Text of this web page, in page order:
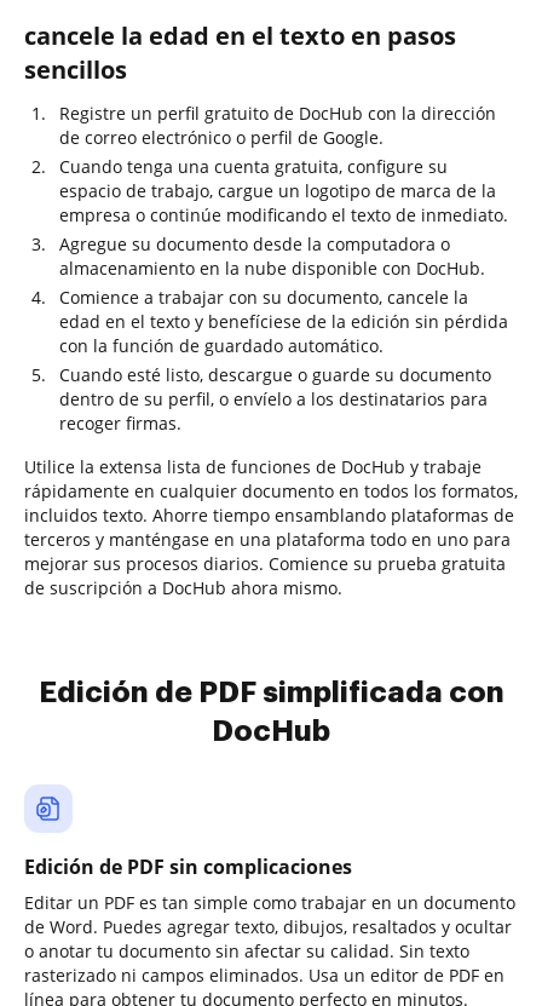
cancele la edad en el texto en pasos
sencillos
Registre un perfil gratuito de DocHub con la dirección
de correo electrónico o perfil de Google.
Cuando tenga una cuenta gratuita, configure su
espacio de trabajo, cargue un logotipo de marca de la
empresa o continúe modificando el texto de inmediato.
Agregue su documento desde la computadora o
almacenamiento en la nube disponible con DocHub.
Comience a trabajar con su documento, cancele la
edad en el texto y benefíciese de la edición sin pérdida
con la función de guardado automático.
Cuando esté listo, descargue o guarde su documento
dentro de su perfil, o envíelo a los destinatarios para
recoger firmas.
Utilice la extensa lista de funciones de DocHub y trabaje
rápidamente en cualquier documento en todos los formatos,
incluidos texto. Ahorre tiempo ensamblando plataformas de
terceros y manténgase en una plataforma todo en uno para
mejorar sus procesos diarios. Comience su prueba gratuita
de suscripción a DocHub ahora mismo.
Edición de PDF simplificada con
DocHub
Edición de PDF sin complicaciones
Editar un PDF es tan simple como trabajar en un documento
de Word. Puedes agregar texto, dibujos, resaltados y ocultar
o anotar tu documento sin afectar su calidad. Sin texto
rasterizado ni campos eliminados. Usa un editor de PDF en
línea para obtener tu documento perfecto en minutos.